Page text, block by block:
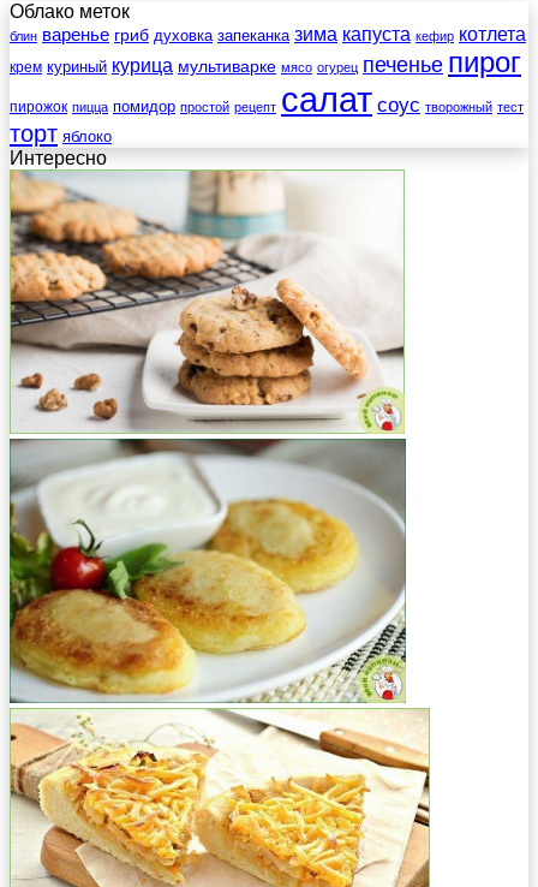
Облако меток
блин варенье гриб духовка запеканка зима капуста кефир котлета
крем куриный курица мультиварке мясо огурец печенье пирог
пирожок пицца помидор простой рецепт салат соус творожный тест
торт яблоко
Интересно